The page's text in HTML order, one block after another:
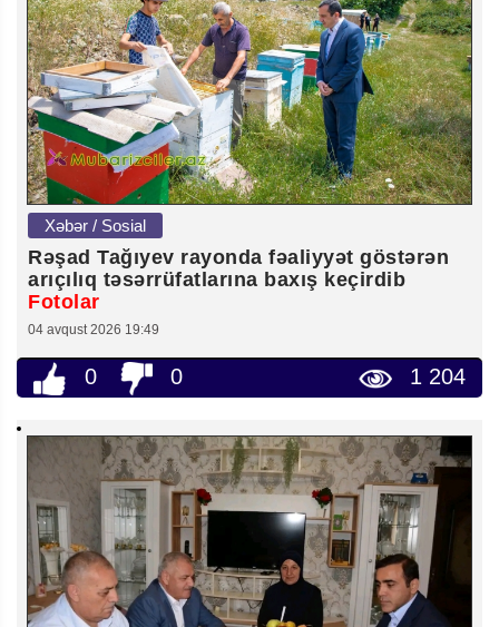
Xəbər / Sosial
Rəşad Tağıyev rayonda fəaliyyət göstərən
arıçılıq təsərrüfatlarına baxış keçirdib
Fotolar
04 avqust 2026 19:49
0 0 1 204